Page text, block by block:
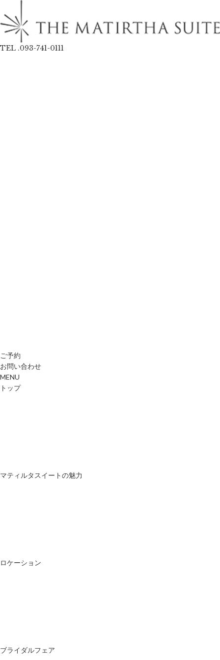
TEL .093-741-0111
ご予約
お問い合わせ
MENU
トップ
マティルタスイートの魅力
ロケーション
ブライダルフェア